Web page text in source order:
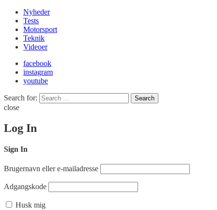
Nyheder
Tests
Motorsport
Teknik
Videoer
facebook
instagram
youtube
Search for: Search
close
Log In
Sign In
Brugernavn eller e-mailadresse
Adgangskode
Husk mig